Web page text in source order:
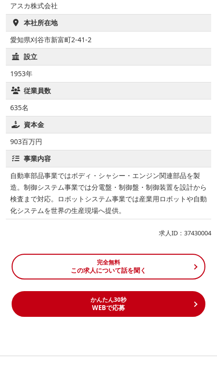
アスカ株式会社
本社所在地
愛知県刈谷市新富町2-41-2
設立
1953年
従業員数
635名
資本金
903百万円
事業内容
自動車部品事業ではボディ・シャシー・エンジン関連部品を製
造。制御システム事業では分電盤・制御盤・制御装置を設計から
検査まで対応。ロボットシステム事業では産業用ロボットや自動
化システムを世界の生産現場へ提供。
求人ID：37430004
完全無料
この求人について話を聞く
かんたん30秒
WEBで応募